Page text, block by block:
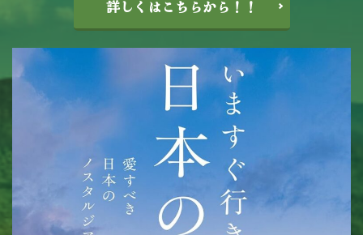
詳しくはこちらから！！